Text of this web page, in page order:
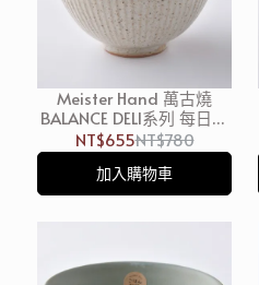
Meister Hand 萬古燒
BALANCE DELI系列 每日茶
碗 12cm 白 日本製
NT$655NT$780
加入購物車